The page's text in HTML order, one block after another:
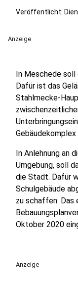
Veröffentlicht:
Anzeige
In Meschede soll
Dafür ist das
Stahlmecke-
In Anlehnung an
Umgebung, soll
die Stadt. Dafür
Schulgebäude
zu schaffen. Das
Oktober 2020
Anzeige